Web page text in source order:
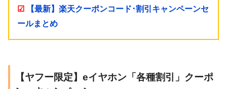
☑
【最新】楽天クーポンコード･割引キャンペーンセ
ールまとめ
【ヤフー限定】eイヤホン「各種割引」クーポ